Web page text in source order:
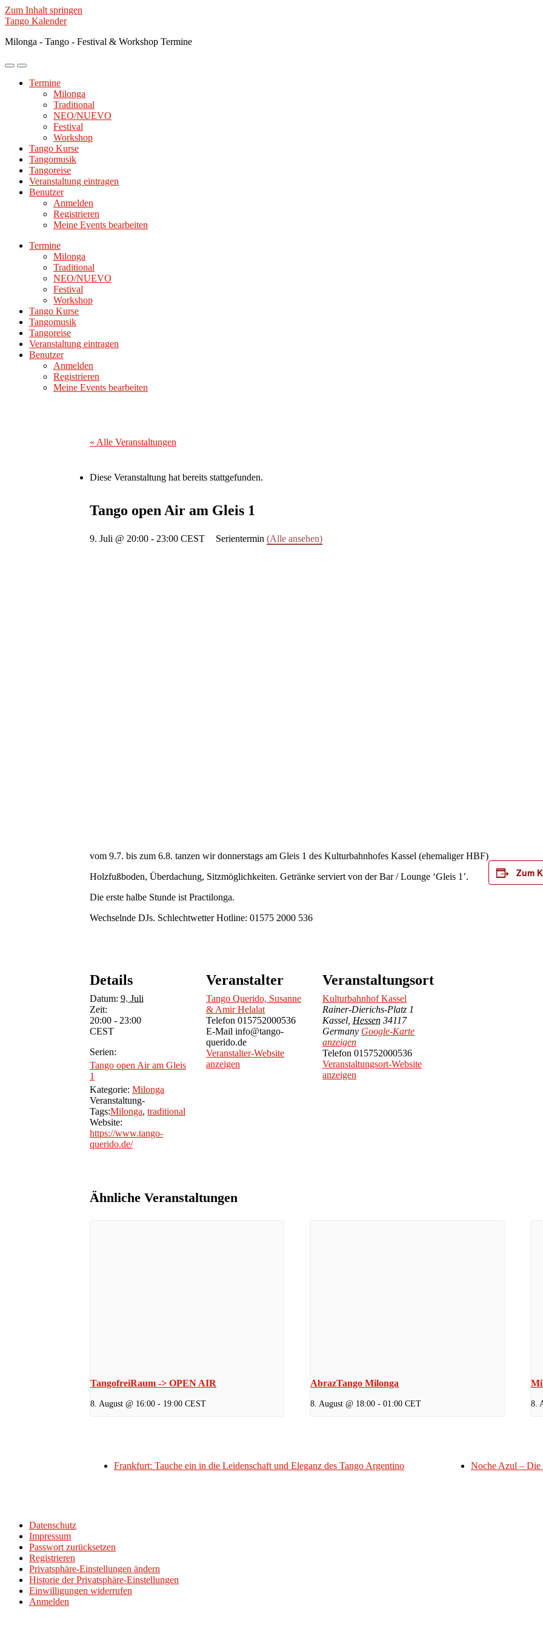
Zum Inhalt springen
Tango Kalender
Milonga - Tango - Festival & Workshop Termine
Mobile-
ein-/ausblenden
Suchfeld
ein-/ausblenden
Termine
Milonga
Traditional
NEO/NUEVO
Festival
Workshop
Tango Kurse
Tangomusik
Tangoreise
Veranstaltung eintragen
Benutzer
Anmelden
Registrieren
Meine Events bearbeiten
Termine
Milonga
Traditional
NEO/NUEVO
Festival
Workshop
Tango Kurse
Tangomusik
Tangoreise
Veranstaltung eintragen
Benutzer
Anmelden
Registrieren
Meine Events bearbeiten
« Alle Veranstaltungen
Diese Veranstaltung hat bereits stattgefunden.
Tango open Air am Gleis 1
9. Juli @ 20:00 - 23:00 CEST Serientermin (Alle ansehen)
vom 9.7. bis zum 6.8. tanzen wir donnerstags am Gleis 1 des Kulturbahnhofes Kassel (ehemaliger HBF)
Holzfußboden, Überdachung, Sitzmöglichkeiten. Getränke serviert von der Bar / Lounge ‘Gleis 1’.
Die erste halbe Stunde ist Practilonga.
Wechselnde DJs. Schlechtwetter Hotline: 01575 2000 536
Zum
Details
Datum: 9. Juli
Zeit:
20:00 - 23:00
CEST
Serien:
Tango open Air am Gleis
1
Kategorie: Milonga
Veranstaltung-
Tags:Milonga, traditional
Website:
https://www.tango-
querido.de/
Veranstalter
Tango Querido, Susanne
& Amir Helalat
Telefon 015752000536
E-Mail info@tango-
querido.de
Veranstalter-Website
anzeigen
Veranstaltungsort
Kulturbahnhof Kassel
Rainer-Dierichs-Platz 1
Kassel Hessen 34117
Germany Google-Karte
anzeigen
Telefon 015752000536
Veranstaltungsort-Website
anzeigen
Ähnliche Veranstaltungen
TangofreiRaum -> OPEN AIR
8. August @ 16:00 - 19:00 CEST
AbrazTango Milonga
8. August @ 18:00 - 01:00 CET 8.
Frankfurt: Tauche ein in die Leidenschaft und Eleganz des Tango Argentino Noche Azul – Die
Datenschutz
Impressum
Passwort zurücksetzen
Registrieren
Privatsphäre-Einstellungen ändern
Historie der Privatsphäre-Einstellungen
Einwilligungen widerrufen
Anmelden